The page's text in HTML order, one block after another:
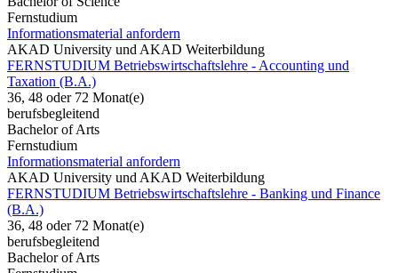
Fernstudium
Informationsmaterial anfordern
AKAD University und AKAD Weiterbildung
FERNSTUDIUM Betriebswirtschaftslehre - Accounting und
Taxation (B.A.)
36, 48 oder 72 Monat(e)
berufsbegleitend
Bachelor of Arts
Fernstudium
Informationsmaterial anfordern
AKAD University und AKAD Weiterbildung
FERNSTUDIUM Betriebswirtschaftslehre - Banking und Finance
(B.A.)
36, 48 oder 72 Monat(e)
berufsbegleitend
Bachelor of Arts